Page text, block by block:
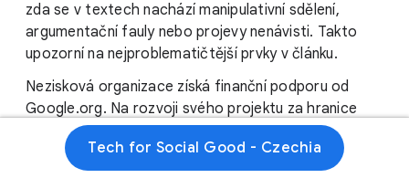
zda se v textech nachází manipulativní sdělení,
argumentační fauly nebo projevy nenávisti. Takto
upozorní na nejproblematičtější prvky v článku.
Nezisková organizace získá finanční podporu od
Google.org. Na rozvoji svého projektu za hranice
České republiky plánuje spolupracovat i se
Středoevropskou observatoří digitálních médií
(CEDMO), kterou Google již dříve podpořil. Cílem
Tech for Social Good - Czechia